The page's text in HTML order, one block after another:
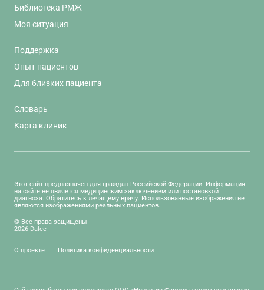
Библиотека РМЖ
Моя ситуация
Поддержка
Опыт пациентов
Для близких пациента
Словарь
Карта клиник
Этот сайт предназначен для граждан Российской Федерации. Информация
на сайте не является медицинским заключением или постановкой
диагноза. Обратитесь к лечащему врачу. Использованные изображения не
являются изображениями реальных пациентов.
© Все права защищены
2026 Dalee
О проекте Политика конфиденциальности